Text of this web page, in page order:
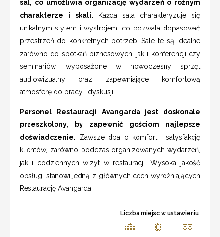
sal, co umożliwia organizację wydarzeń o różnym
charakterze i skali.
Każda sala charakteryzuje się
unikalnym stylem i wystrojem, co pozwala dopasować
przestrzeń do konkretnych potrzeb. Sale te są idealne
zarówno do spotkań biznesowych, jak i konferencji czy
seminariów, wyposażone w nowoczesny sprzęt
audiowizualny oraz zapewniające komfortową
atmosferę do pracy i dyskusji.
Personel Restauracji Avangarda jest doskonale
przeszkolony, by zapewnić gościom najlepsze
doświadczenie. Zawsze dba o komfort i satysfakcję
klientów, zarówno podczas organizowanych wydarzeń,
jak i codziennych wizyt w restauracji. Wysoka jakość
obsługi stanowi jedną z głównych cech wyróżniających
Restaurację Avangarda.
Liczba miejsc w ustawieniu